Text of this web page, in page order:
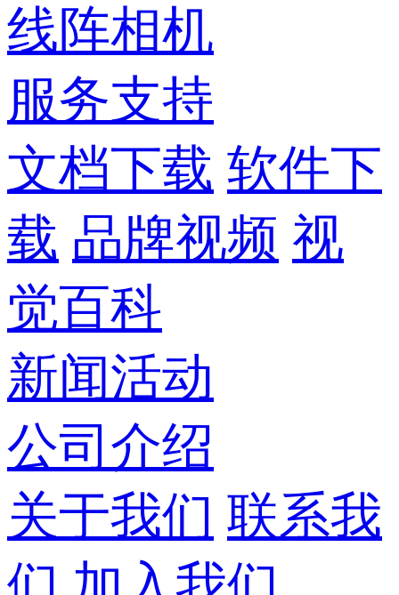
线阵相机
服务支持
文档下载 软件下
载 品牌视频 视
觉百科
新闻活动
公司介绍
关于我们 联系我